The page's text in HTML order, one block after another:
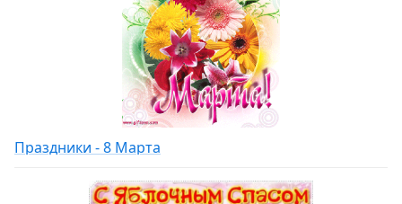
Праздники - 8 Марта